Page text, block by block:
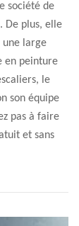
société de
De plus, elle
une large
en peinture
le
son équipe
pas à faire
et sans